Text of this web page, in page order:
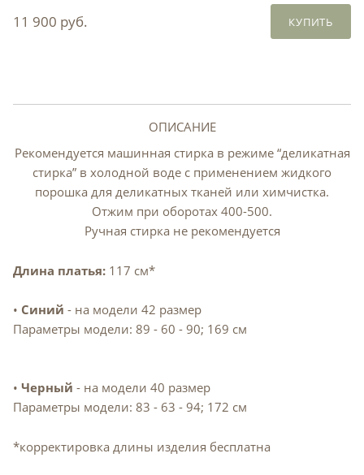
11 900 руб. КУПИТЬ
ОПИСАНИЕ
Рекомендуется машинная стирка в режиме “деликатная
стирка” в холодной воде с применением жидкого
порошка для деликатных тканей или химчистка.
Отжим при оборотах 400-500.
Ручная стирка не рекомендуется
Длина платья: 117 см*
• Синий - на модели 42 размер
Параметры модели: 89 - 60 - 90; 169 см
• Черный - на модели 40 размер
Параметры модели: 83 - 63 - 94; 172 см
*корректировка длины изделия бесплатна